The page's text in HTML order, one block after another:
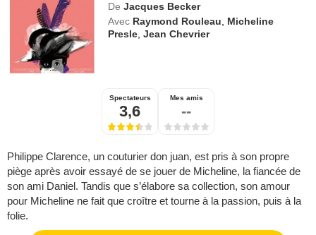
De Jacques Becker
Avec Raymond Rouleau
Micheline
Presle ,Jean Chevrier
Spectateurs
3,6
Mes amis
--
Philippe Clarence, un couturier don juan, est pris à son propre
piège après avoir essayé de se jouer de Micheline, la fiancée de
son ami Daniel. Tandis que s’élabore sa collection, son amour
pour Micheline ne fait que croître et tourne à la passion, puis à la
folie.